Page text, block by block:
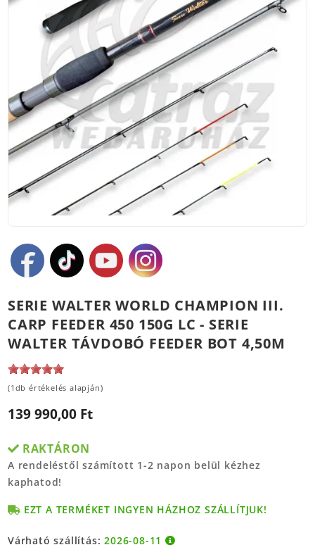
SERIE WALTER WORLD CHAMPION III.
CARP FEEDER 450 150G LC - SERIE
WALTER TÁVDOBÓ FEEDER BOT 4,50M
(1db értékelés alapján)
139 990,00 Ft
RAKTÁRON
A rendeléstől számított 1-2 napon belül kézhez
kaphatod!
EZT A TERMÉKET INGYEN HÁZHOZ SZÁLLÍTJUK!
Várható szállítás:2026-08-11